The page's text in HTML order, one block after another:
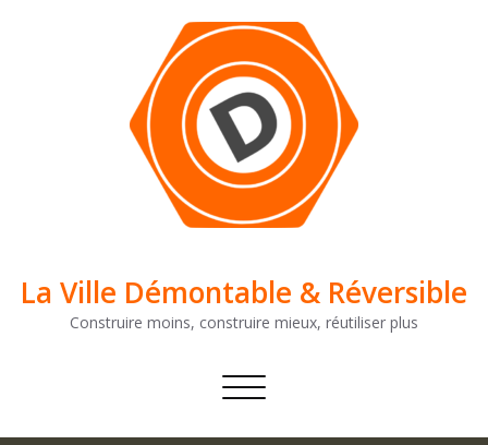
La Ville Démontable & Réversible
Construire moins, construire mieux, réutiliser plus
Afficher/masquer
navigation